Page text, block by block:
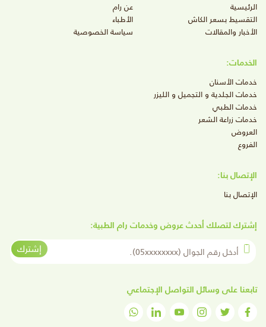
الرئيسية
عن رام
التقسيط بسعر الكاش
الأطباء
الأخبار والمقالات
سياسة الخصوصية
الخدمات:
خدمات الأسنان
خدمات الجلدية و التجميل و الليزر
خدمات الطبي
خدمات زراعة الشعر
العروض
الفروع
الإتصال بنا:
الإتصال بنا
إشترك لتصلك أحدث عروض وخدمات رام الطبية:
أدخل رقم الجوال
إشترك
تابعنا على وسائل التواصل الإجتماعي